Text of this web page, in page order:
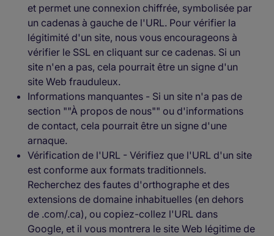
et permet une connexion chiffrée, symbolisée par
un cadenas à gauche de l'URL. Pour vérifier la
légitimité d'un site, nous vous encourageons à
vérifier le SSL en cliquant sur ce cadenas. Si un
site n'en a pas, cela pourrait être un signe d'un
site Web frauduleux.
Informations manquantes - Si un site n'a pas de
section ""À propos de nous"" ou d'informations
de contact, cela pourrait être un signe d'une
arnaque.
Vérification de l'URL - Vérifiez que l'URL d'un site
est conforme aux formats traditionnels.
Recherchez des fautes d'orthographe et des
extensions de domaine inhabituelles (en dehors
de .com/.ca), ou copiez-collez l'URL dans
Google, et il vous montrera le site Web légitime de